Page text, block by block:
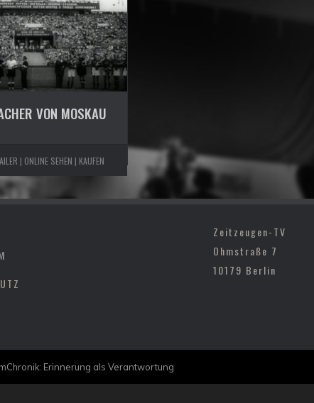
VON MOSKAU
| ONLINE SEHEN | KAUFEN
Zeitzeugen-TV
Ohmstraße 7
10179 Berlin
Erinnerung als Verantwortung